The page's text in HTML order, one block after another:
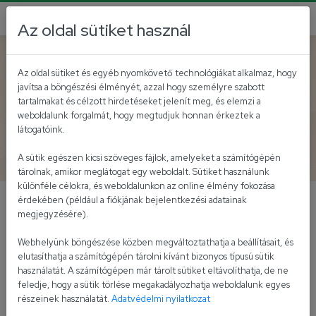
Vissza az akutálisokhoz
Univer Piros Arany
Alternatívák - Facebook
nyereményjáték
Az Univer „Univer Piros Arany Alternatívák”
Játékszabályzat
Az Univer-Product Zrt. (6000 Kecskemét, Szolnoki út
Az oldal sütiket használ
Az oldal sütiket és egyéb nyomkövető technológiákat alkalmaz, hogy
javítsa a böngészési élményét, azzal hogy személyre szabott
tartalmakat és célzott hirdetéseket jelenít meg, és elemzi a
weboldalunk forgalmát, hogy megtudjuk honnan érkeztek a
látogatóink.
A sütik egészen kicsi szöveges fájlok, amelyeket a számítógépén
tárolnak, amikor meglátogat egy weboldalt. Sütiket használunk
különféle célokra, és weboldalunkon az online élmény fokozása
érdekében (például a fiókjának bejelentkezési adatainak
megjegyzésére).
Webhelyünk böngészése közben megváltoztathatja a beállításait, és
elutasíthatja a számítógépén tárolni kívánt bizonyos típusú sütik
használatát. A számítógépen már tárolt sütiket eltávolíthatja, de ne
feledje, hogy a sütik törlése megakadályozhatja weboldalunk egyes
részeinek használatát. Adatvédelmi nyilatkozat